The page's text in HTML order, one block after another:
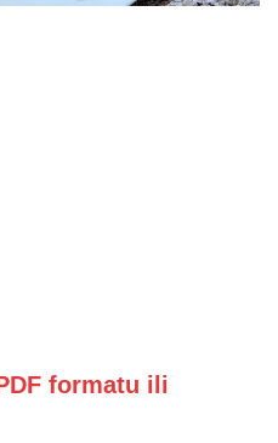
formatu ili